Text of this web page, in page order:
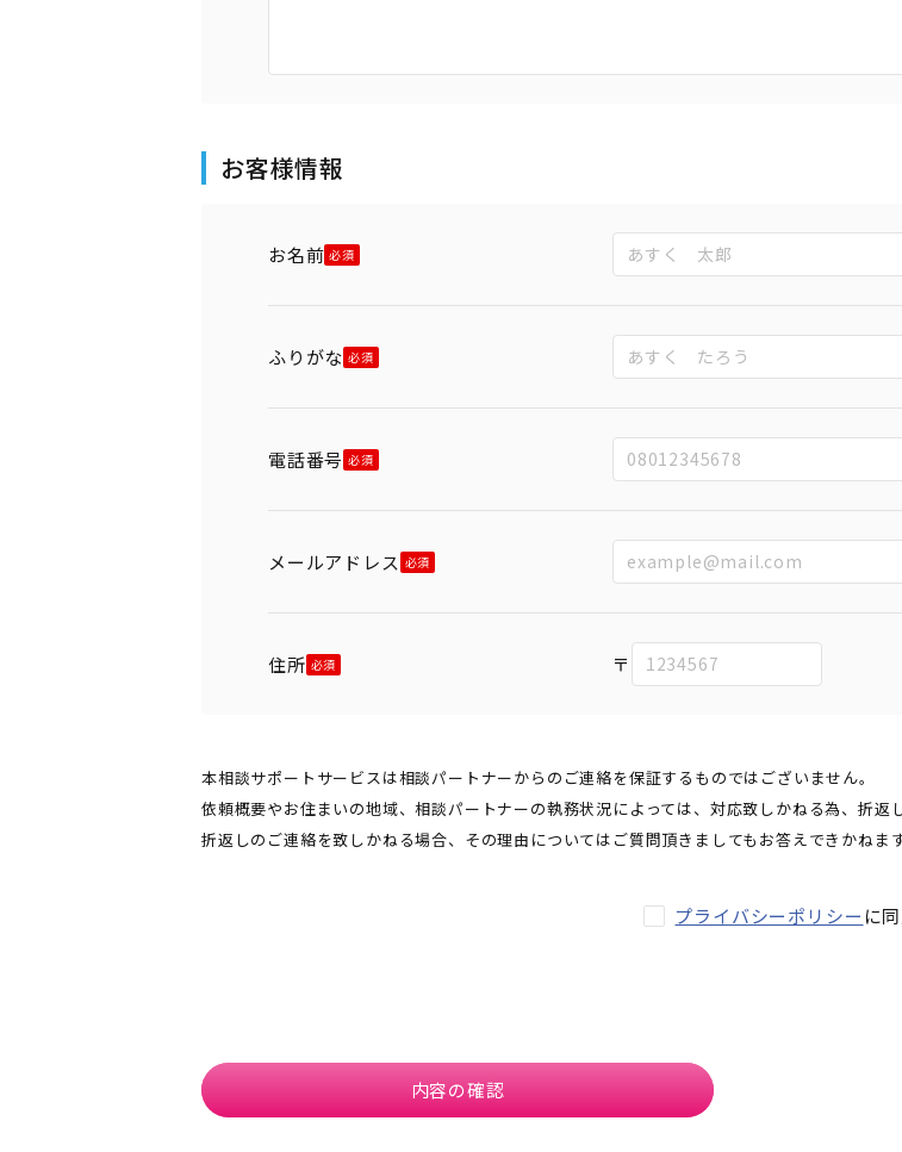
お客様情報
お名前
ふりがな
電話番号
メールアドレス
住所 〒
本相談サポートサービスは相談パートナーからのご連絡を保証するものではございません。
依頼概要やお住まいの地域、相談パートナーの執務状況によっては、対応致しかねる為、折返
折返しのご連絡を致しかねる場合、その理由についてはご質問頂きましてもお答えできかねま
プライバシーポリシー に
内容の確認